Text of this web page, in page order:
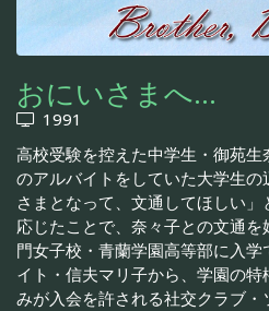
おにいさまへ…
1991
高校受験を控えた中学生・御苑
のアルバイトをしていた大学生
さまとなって、文通してほしい
応じたことで、奈々子との文通
門女子校・青蘭学園高等部に入
イト・信夫マリ子から、学園の
みが入会を許される社交クラブ・